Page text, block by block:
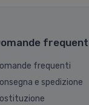
frequenti
e spedizione